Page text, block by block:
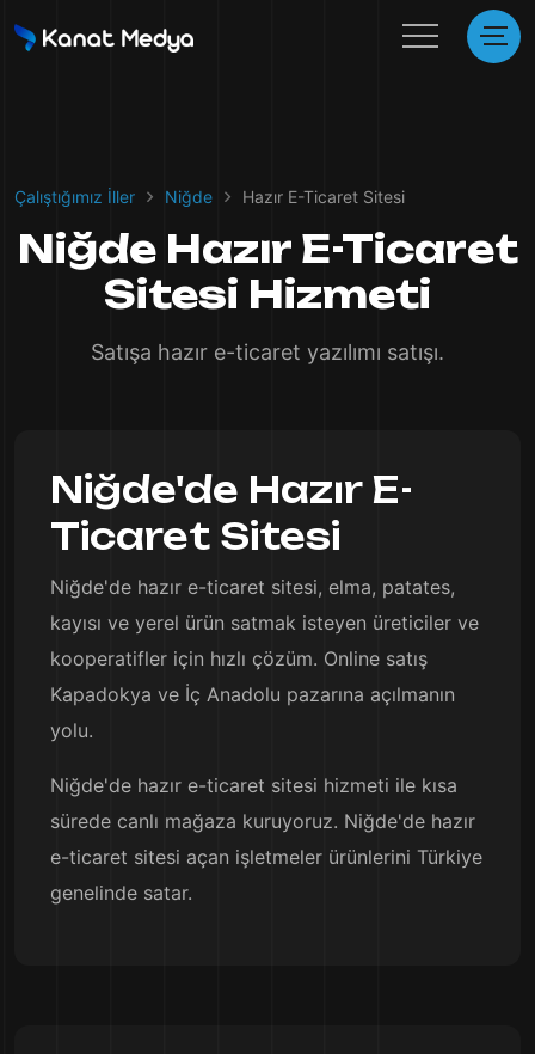
Çalıştığımız İller Niğde Hazır E-Ticaret Sitesi
Niğde Hazır E-Ticaret
Sitesi Hizmeti
Satışa hazır e-ticaret yazılımı satışı.
Niğde'de Hazır E-
Ticaret Sitesi
Niğde'de hazır e-ticaret sitesi, elma, patates,
kayısı ve yerel ürün satmak isteyen üreticiler ve
kooperatifler için hızlı çözüm. Online satış
Kapadokya ve İç Anadolu pazarına açılmanın
yolu.
Niğde'de hazır e-ticaret sitesi hizmeti ile kısa
sürede canlı mağaza kuruyoruz. Niğde'de hazır
e-ticaret sitesi açan işletmeler ürünlerini Türkiye
genelinde satar.